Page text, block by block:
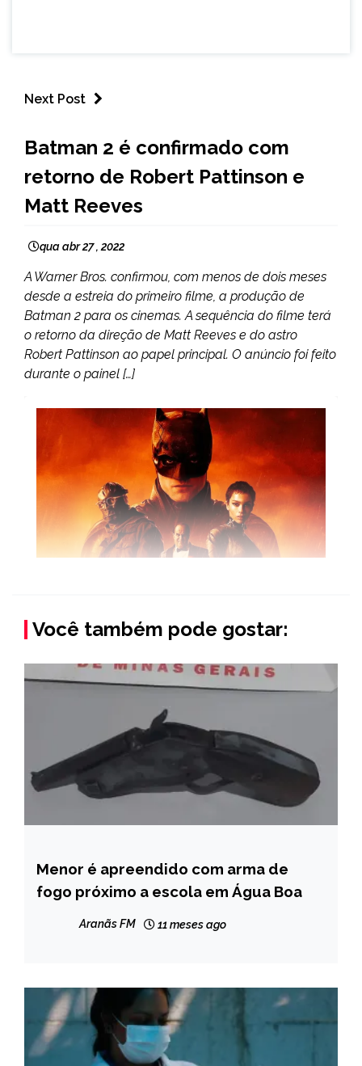
Next Post
Batman 2 é confirmado com
retorno de Robert Pattinson e
Matt Reeves
qua abr 27 , 2022
A Warner Bros. confirmou, com menos de dois meses
desde a estreia do primeiro filme, a produção de
Batman 2 para os cinemas. A sequência do filme terá
o retorno da direção de Matt Reeves e do astro
Robert Pattinson ao papel principal. O anúncio foi feito
durante o painel […]
Você também pode gostar:
NOTÍCIAS
Menor é apreendido com arma de
fogo próximo a escola em Água Boa
Aranãs FM 11 meses ago